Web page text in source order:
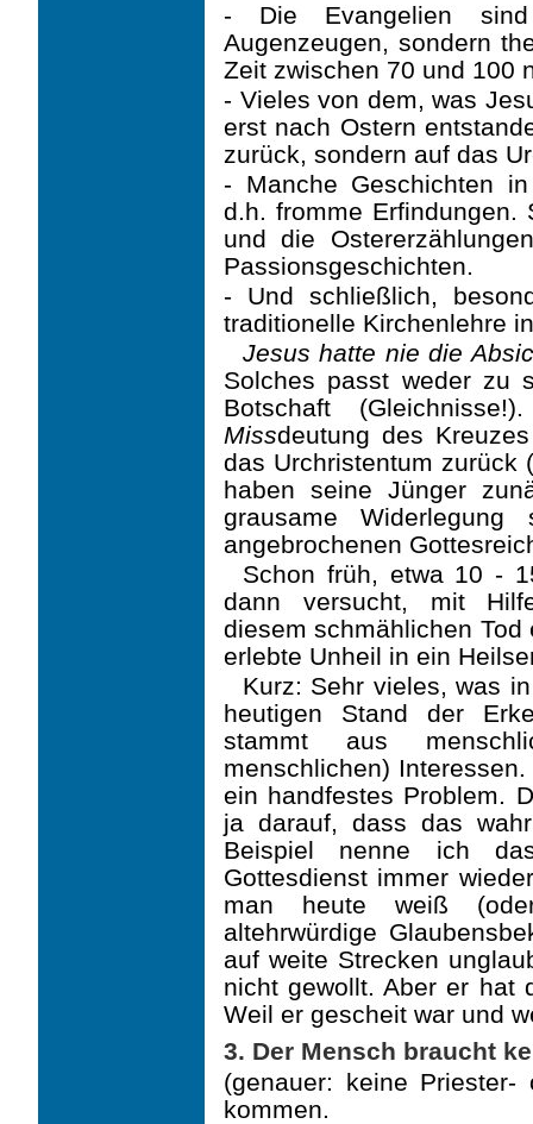
- Die Evangelien sind
Augenzeugen, sondern
Zeit zwischen 70 und 100
- Vieles von dem, was
erst nach Ostern
zurück, sondern auf das
- Manche Geschichten
d.h. fromme Erfindungen.
und die
Passions­geschichten.
- Und schließlich,
traditionelle Kirchenlehre
Jesus hatte nie die
Solches passt weder zu
Botschaft
Missdeutung des
das Urchristentum zurück
haben seine Jünger
grausame
angebrochenen
Schon früh, etwa 10 -
dann versucht, mit
diesem schmählichen
erlebte Unheil in ein
Kurz: Sehr vieles, was
heutigen Stand der
stammt aus
menschlichen)
ein handfestes Problem.
ja darauf, dass das
Beispiel nenne ich
Gottesdienst immer
man heute weiß
altehrwürdige
auf weite Strecken
nicht gewollt. Aber er hat
Weil er gescheit war und
3. Der Mensch braucht
(genauer: keine
kommen.